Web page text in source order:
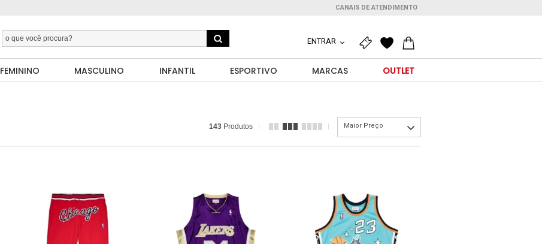
CANAIS DE ATENDIMENTO
ENTRAR
FEMININO MASCULINO INFANTIL ESPORTIVO MARCAS OUTLET
143 Produtos Maior Preço